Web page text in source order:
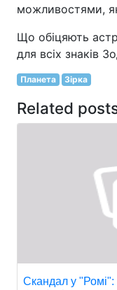
можливостями,
Що обіцяють
для всіх знаків
Планета Зірка
Related
Скандал у "Ромі":